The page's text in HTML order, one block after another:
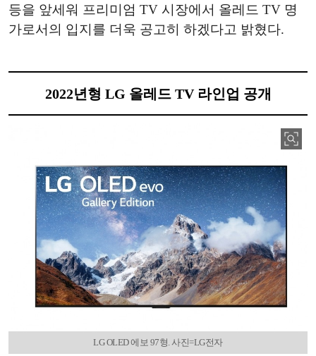
등을 앞세워 프리미엄 TV 시장에서 올레드 TV 명
가로서의 입지를 더욱 공고히 하겠다고 밝혔다.
2022년형 LG 올레드 TV 라인업 공개
LG OLED 에보 97형. 사진=LG전자